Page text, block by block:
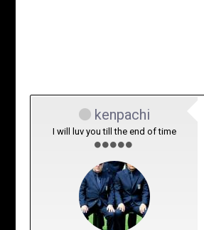
kenpachi
I will luv you till the end of time